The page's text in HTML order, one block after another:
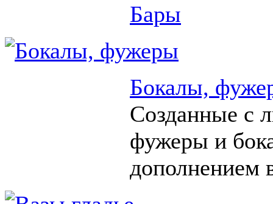
Бары
Бокалы,
Созданные с
фужеры и
дополнением